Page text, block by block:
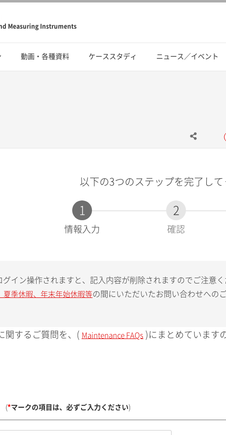
Measuring Instruments
動画・各種資料 ケーススタディ ニュース／イベント
以下の3つのステップを完了して
1
現
情報入力
2
確認
イン操作されますと、記入内容が削除されますのでご注意く
夏季休暇、年末年始休暇等の間にいただいたお問い合わせへの
関するご質問を、( Maintenance FAQs )にまとめています
(*マークの項目は、必ずご入力ください)